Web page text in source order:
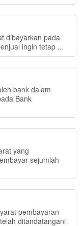
dibayarkan pada
ingin tetap ...
bank dalam
Bank
yang
sejumlah
pembayaran
ditandatangani